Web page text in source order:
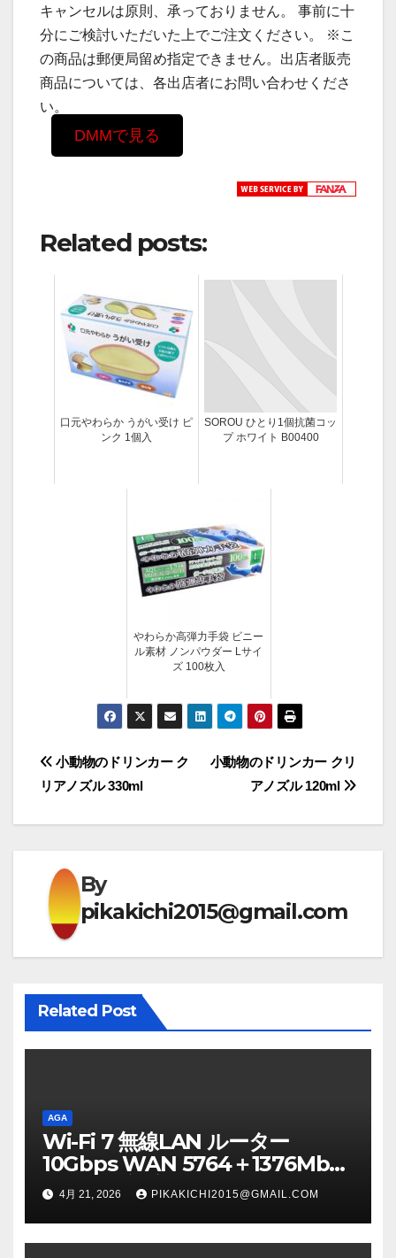
キャンセルは原則、承っておりません。 事前に十
分にご検討いただいた上でご注文ください。 ※こ
の商品は郵便局留め指定できません。出店者販売
商品については、各出店者にお問い合わせくださ
い。
DMMで見る
Related posts:
口元やわらか うがい受け ピ
ンク 1個入
SOROU ひとり1個抗菌コッ
プ ホワイト B00400
やわらか高弾力手袋 ビニー
ル素材 ノンパウダー Lサイ
ズ 100枚入
投
稿
ビ
ゲ
ー
ョ
ン
小動物のドリンカー クリ
アノズル 120ml
小動物のドリンカー ク
リアノズル 330ml
By
pikakichi2015@gmail.com
Related Post
AGA
Wi-Fi 7 無線LAN ルーター
10Gbps WAN 5764＋1376Mbps
メッシュ対応 IPv6（IPoE） AIセ
キュリティ搭載（F-Secure
SENSE） ブラック WRC-
4月 21, 2026 PIKAKICHI2015@GMAIL.COM